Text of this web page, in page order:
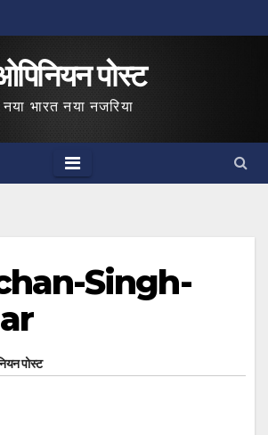
पोस्ट
नया भारत नया नजरिया
Singh-
पोस्ट